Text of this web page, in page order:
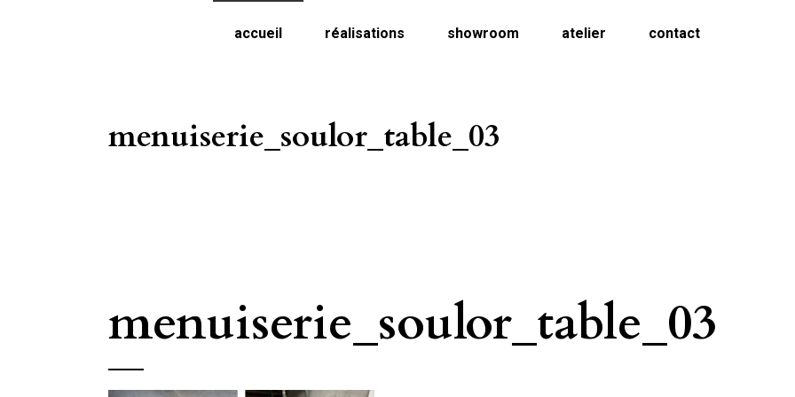
accueil réalisations showroom atelier contact
menuiserie_soulor_table_03
menuiserie_soulor_table_03